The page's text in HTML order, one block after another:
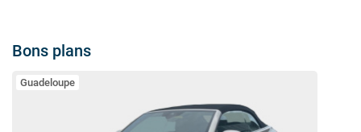
Bons plans
Guadeloupe